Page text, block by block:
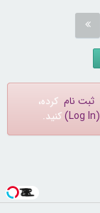
ثبت نام کرده،
(Log In) کنید.